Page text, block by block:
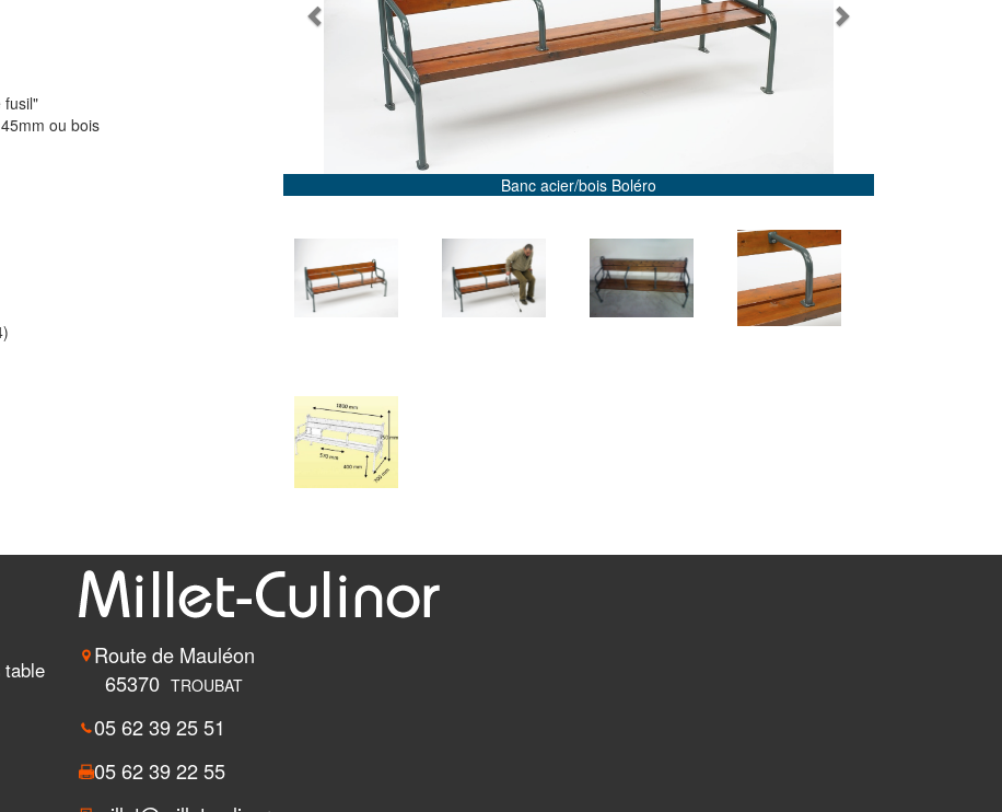
fusil"
ou bois
Banc acier/bois Boléro
Previous
Route de Mauléon
65370 TROUBAT
05 62 39 25 51
05 62 39 22 55
table